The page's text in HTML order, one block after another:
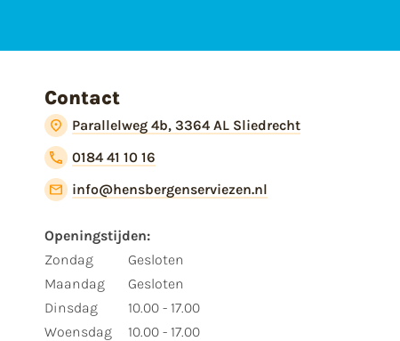
Contact
Parallelweg 4b, 3364 AL Sliedrecht
0184 41 10 16
info@hensbergenserviezen.nl
Openingstijden:
Zondag
Maandag
Dinsdag
Woensdag
Gesloten
Gesloten
10.00 - 17.00
10.00 - 17.00